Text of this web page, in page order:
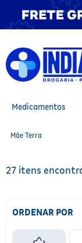
Medicamentos
Mãe Terra
27
ORDENAR POR